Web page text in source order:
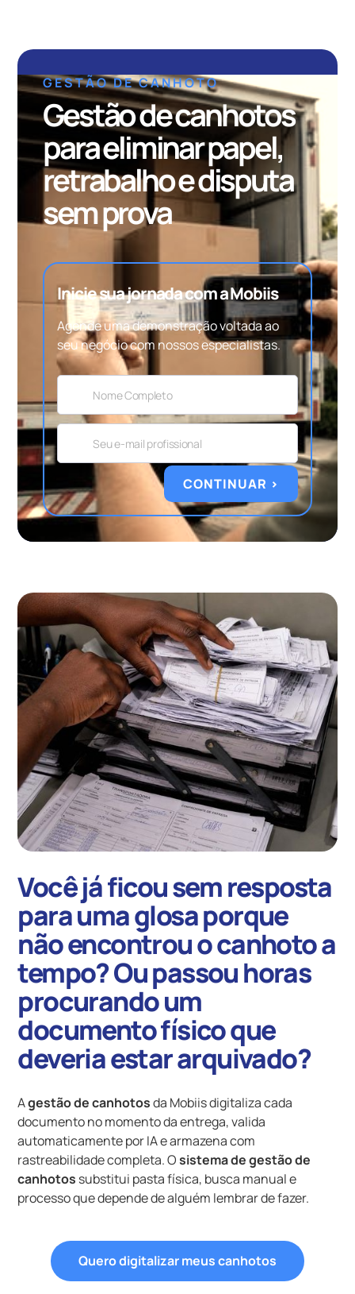
GESTÃO DE CANHOTO
Gestão de canhotos
para eliminar papel,
retrabalho e disputa
sem prova
Inicie sua jornada com a Mobiis
Agende uma demonstração voltada ao
seu negócio com nossos especialistas.
CONTINUAR >
Você já ficou sem resposta
para uma glosa porque
não encontrou o canhoto a
tempo? Ou passou horas
procurando um
documento físico que
deveria estar arquivado?
Agestão de canhotosda Mobiis digitaliza cada
documento no momento da entrega, valida
automaticamente por IA e armazena com
rastreabilidade completa. Osistema de gestão de
canhotos substitui pasta física, busca manual e
processo que depende de alguém lembrar de fazer.
Quero digitalizar meus canhotos